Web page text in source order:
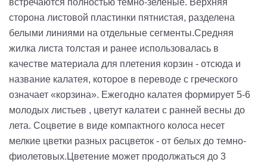
сторона листовой пластинки пятнистая, разделена
белыми линиями на отдельные сегменты.Средняя
жилка листа толстая и ранее использовалась в
качестве материала для плетения корзин - отсюда и
название калатея, которое в переводе с греческого
означает «корзина». Ежегодно калатея формирует 5-6
молодых листьев , цветут калатеи с ранней весны до
лета. Соцветие в виде компактного колоса несет
мелкие цветки разных расцветок - от белых до темно-
фиолетовых.Цветение может продолжаться до 3